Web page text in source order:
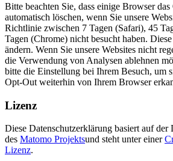
Bitte beachten Sie, dass einige Browser
automatisch löschen, wenn Sie unsere
Richtlinie zwischen 7 Tagen (Safari), 45
Tagen (Chrome) nicht besucht haben.
ändern. Wenn Sie unsere Websites nicht
die Verwendung von Analysen ablehnen
bitte die Einstellung bei Ihrem Besuch, um
Opt-Out weiterhin von Ihrem Browser
Lizenz
Diese Datenschutzerklärung basiert auf der
des Matomo Projektsund steht unter einer
Lizenz.